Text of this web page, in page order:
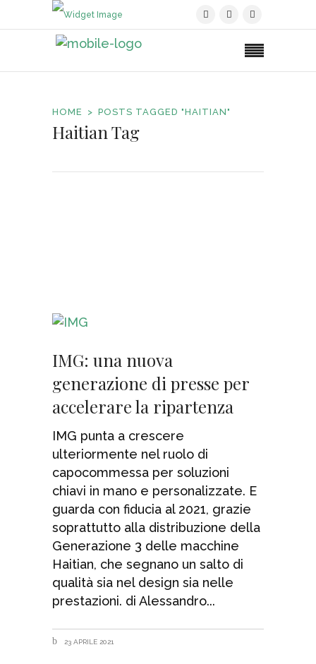
HOME POSTS TAGGED "HAITIAN"
Haitian Tag
IMG: una nuova
generazione di presse per
accelerare la ripartenza
IMG punta a crescere
ulteriormente nel ruolo di
capocommessa per soluzioni
chiavi in mano e personalizzate. E
guarda con fiducia al 2021, grazie
soprattutto alla distribuzione della
Generazione 3 delle macchine
Haitian, che segnano un salto di
qualità sia nel design sia nelle
prestazioni. di Alessandro
23 APRILE 2021